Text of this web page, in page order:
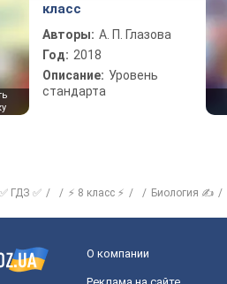
класс
Авторы: А. П. Глазова
Год: 2018
Описание: Уровень
стандарта
✅ ГДЗ ✅ ⚡ 8 класс ⚡ Биология ✍
О компании